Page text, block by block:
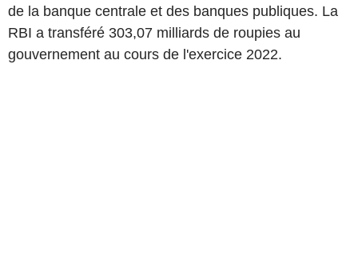
de la banque centrale et des banques publiques. La
RBI a transféré 303,07 milliards de roupies au
gouvernement au cours de l'exercice 2022.